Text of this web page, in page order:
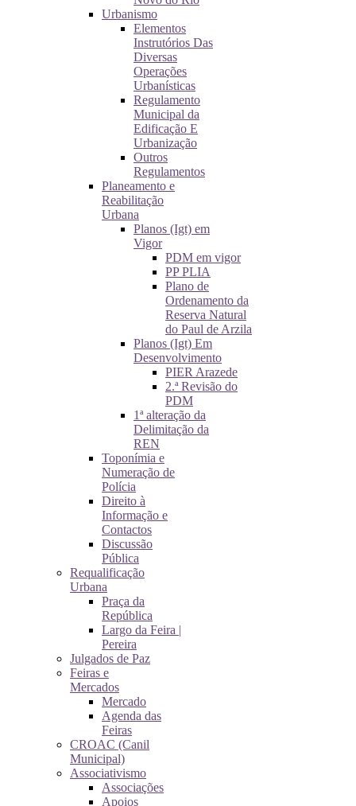
Urbanismo
Elementos
Instrutórios Das
Diversas
Operações
Urbanísticas
Regulamento
Municipal da
Edificação E
Urbanização
Outros
Regulamentos
Planeamento e
Reabilitação
Urbana
Planos (Igt) em
Vigor
PDM em vigor
PP PLIA
Plano de
Ordenamento da
Reserva Natural
do Paul de Arzila
Planos (Igt) Em
Desenvolvimento
PIER Arazede
2.ª Revisão do
PDM
1ª alteração da
Delimitação da
REN
Toponímia e
Numeração de
Polícia
Direito à
Informação e
Contactos
Discussão
Pública
Requalificação
Urbana
Praça da
República
Largo da Feira |
Pereira
Julgados de Paz
Feiras e
Mercados
Mercado
Agenda das
Feiras
CROAC (Canil
Municipal)
Associativismo
Associações
Apoios